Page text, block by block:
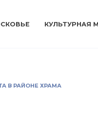
КУЛЬТУРНАЯ
В РАЙОНЕ ХРАМА